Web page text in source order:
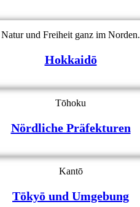
Natur und Freiheit ganz im Norden.
Hokkaidō
Tōhoku
Nördliche Präfekturen
Kantō
Tōkyō und Umgebung